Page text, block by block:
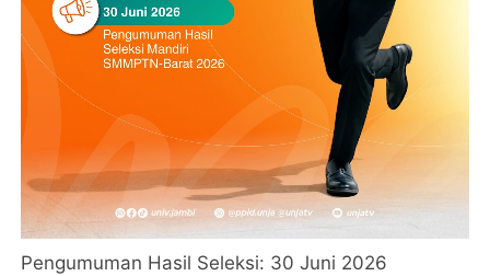
Pengumuman Hasil Seleksi: 30 Juni 2026